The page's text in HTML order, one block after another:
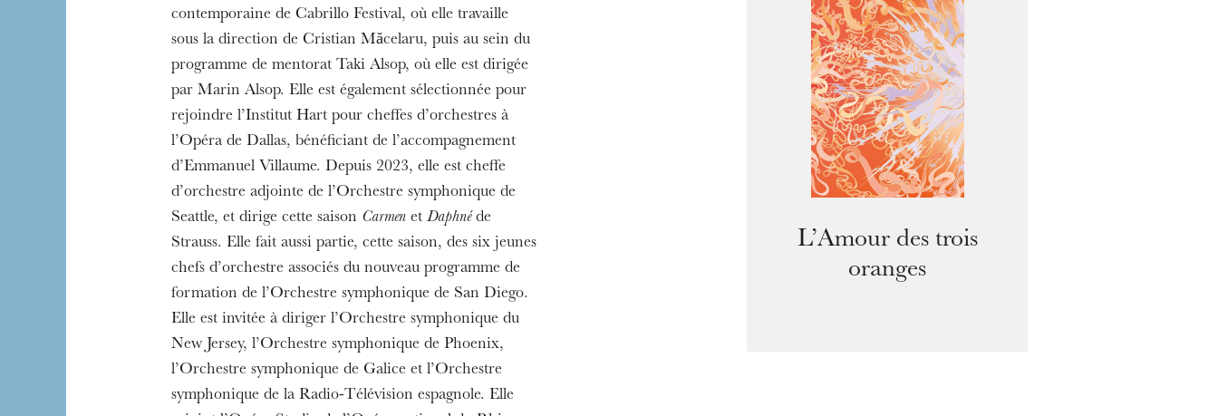
19
contemporaine de Cabrillo Festival, où elle travaille
sous la direction de Cristian Măcelaru, puis au sein du
programme de mentorat Taki Alsop, où elle est dirigée
par Marin Alsop. Elle est également sélectionnée pour
rejoindre l’Institut Hart pour cheffes d’orchestres à
l’Opéra de Dallas, bénéficiant de l’accompagnement
d’Emmanuel Villaume. Depuis 2023, elle est cheffe
d’orchestre adjointe de l’Orchestre symphonique de
Seattle, et dirige cette saison CarmenetDaphnéde
Strauss. Elle fait aussi partie, cette saison, des six jeunes
chefs d’orchestre associés du nouveau programme de
formation de l’Orchestre symphonique de San Diego.
Elle est invitée à diriger l’Orchestre symphonique du
New Jersey, l’Orchestre symphonique de Phoenix,
l’Orchestre symphonique de Galice et l’Orchestre
symphonique de la Radio-Télévision espagnole. Elle
L’Amour des trois
oranges